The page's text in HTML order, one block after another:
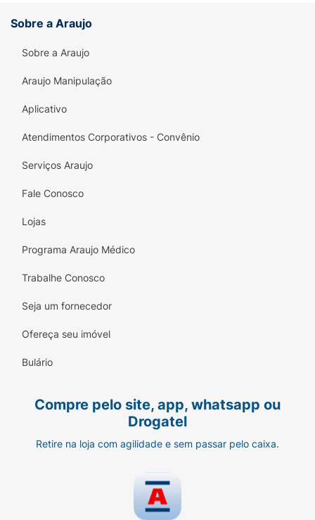
Sobre a Araujo
Sobre a Araujo
Araujo Manipulação
Aplicativo
Atendimentos Corporativos - Convênio
Serviços Araujo
Fale Conosco
Lojas
Programa Araujo Médico
Trabalhe Conosco
Seja um fornecedor
Ofereça seu imóvel
Bulário
Compre pelo site, app, whatsapp ou
Drogatel
Retire na loja com agilidade e sem passar pelo caixa.